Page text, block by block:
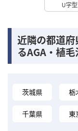
U字
近隣の都道
るAGA・植
茨城県 栃
千葉県 東